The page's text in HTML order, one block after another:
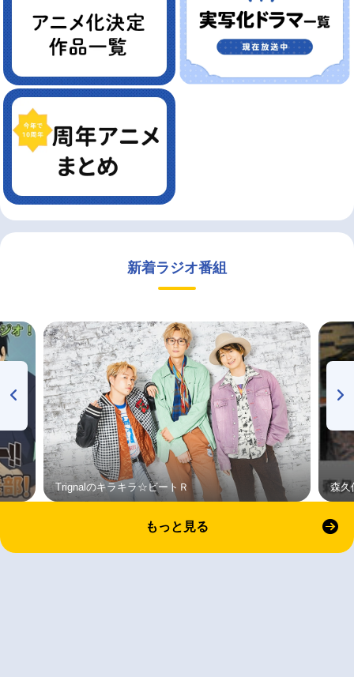
新着ラジオ番組
Trignalのキラキラ☆ビートＲ 森久
もっと見る